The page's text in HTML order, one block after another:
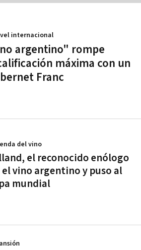
argentino" rompe
máxima con un
Franc
internacional
el reconocido enólogo
vino argentino y puso al
mundial
del vino